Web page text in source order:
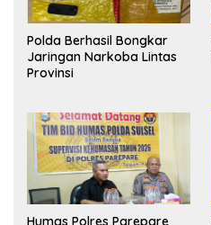
Polda Berhasil Bongkar
Jaringan Narkoba Lintas
Provinsi
Humas Polres Parepare